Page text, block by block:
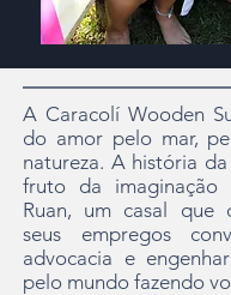
A Caracolí Wooden
do amor pelo mar,
natureza. A história
fruto da imaginação
Ruan, um casal que
seus empregos
advocacia e
pelo mundo fazendo